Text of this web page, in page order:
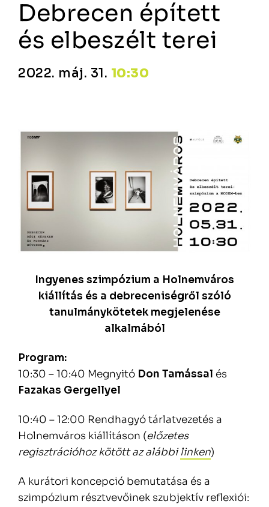
Debrecen épített
és elbeszélt terei
2022. máj. 31. 10:30
Ingyenes szimpózium a Holnemváros
kiállítás és a debreceniségről szóló
tanulmánykötetek megjelenése
alkalmából
Program:
10:30 – 10:40 Megnyitó Don Tamással és
Fazakas Gergellyel
10:40 – 12:00 Rendhagyó tárlatvezetés a
Holnemváros kiállításon (előzetes
regisztrációhoz kötött az alábbilinken)
A kurátori koncepció bemutatása és a
szimpózium résztvevőinek szubjektív reflexiói: